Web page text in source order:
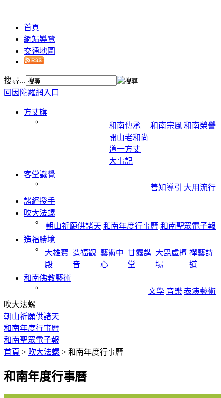
首頁 |
網站導覽 |
交通地圖 |
搜尋...
回因陀羅網入口
方丈旗
和南傳承
開山老和尚
道一方丈
大事記
和南宗風 和南榮譽
客堂識覺
善知導引
大用流行
諸經授手
吹大法螺
朝山祈願供諸天 和南年度行事曆 和南聖眾電子報
造福勝境
大雄寶
殿
造福觀
音
藝術中
心
甘露講
堂
大毘盧檀
場
禪藝詩
道
和南佛教藝術
文學 音樂 表演藝術
吹大法螺
朝山祈願供諸天
和南年度行事曆
和南聖眾電子報
首頁 > 吹大法螺 > 和南年度行事曆
和南年度行事曆